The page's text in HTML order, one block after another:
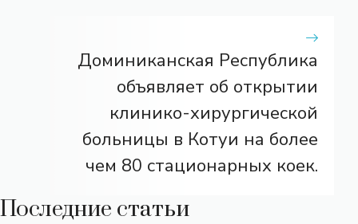
Доминиканская Республика
объявляет об открытии
клинико-хирургической
больницы в Котуи на более
чем 80 стационарных коек.
Последние статьи